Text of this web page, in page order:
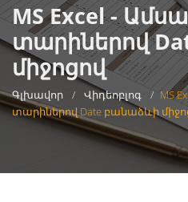
MS Excel -
տարիներով
միջոցով
Գլխավոր / Վիդեոբլոգ / MS
տարիներով Date բանաձևի